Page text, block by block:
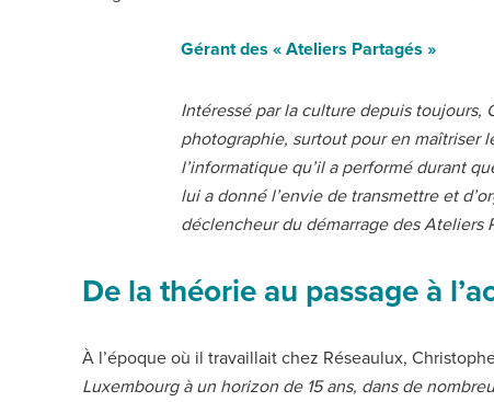
Gérant des « Ateliers Partagés »
Intéressé par la culture depuis toujours,
photographie, surtout pour en maîtriser
l’informatique qu’il a performé durant
lui a donné l’envie de transmettre et
déclencheur du démarrage des Ateliers
De la théorie au passage à
À l’époque où il travaillait chez Réseaulux,
Luxembourg à un horizon de 15 ans, dans de